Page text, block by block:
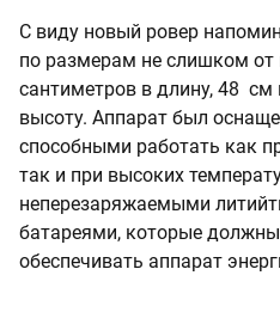
С виду новый ровер
по размерам не слишком от
сантиметров в длину, 48
высоту. Аппарат был
способными работать как
так и при высоких
неперезаряжаемыми
батареями, которые
обеспечивать аппарат